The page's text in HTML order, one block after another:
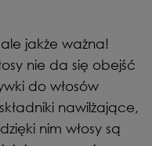
jakże ważna!
nie da się obejść
do włosów
nawilżające,
nim włosy są